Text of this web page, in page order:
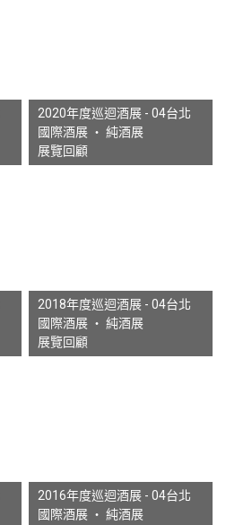
2020年度巡迴酒展 - 04台北
國際酒展 ‧ 純酒展
展覽回顧
2018年度巡迴酒展 - 04台北
國際酒展 ‧ 純酒展
展覽回顧
2016年度巡迴酒展 - 04台北
國際酒展 ‧ 純酒展